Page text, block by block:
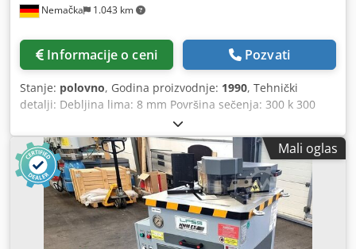
Nemačka 1.043 km
Informacije o ceni Pozvati
Stanje: polovno, Godina proizvodnje: 1990, Tehnički
detalji: Debljina lima: 8 mm Površina sečenja: 300 k 300
mm Veličina stola: 1100 k 900 mm Napon: 380V / Hz Težina
mašine cca.: 1,7 t Dimenzije mašine cca. DkŠkV: 1,3 k 1,2 k
1,5 m Za urezivanje 90 ° limenih segmenata, radi
hidraulički. Na stolu su 2k ravnala 300mm 90° offset. T-slot
prema DIN 680: a = 12mm, h = 21mm, v = 22mm, c = 14mm
sa dužinom = 1k 330mm i 2k 700mm Rad preko kontrolne
table i nožnog prekidača. Cedpfx Ahju Ictbe Uoha *
Mali oglas